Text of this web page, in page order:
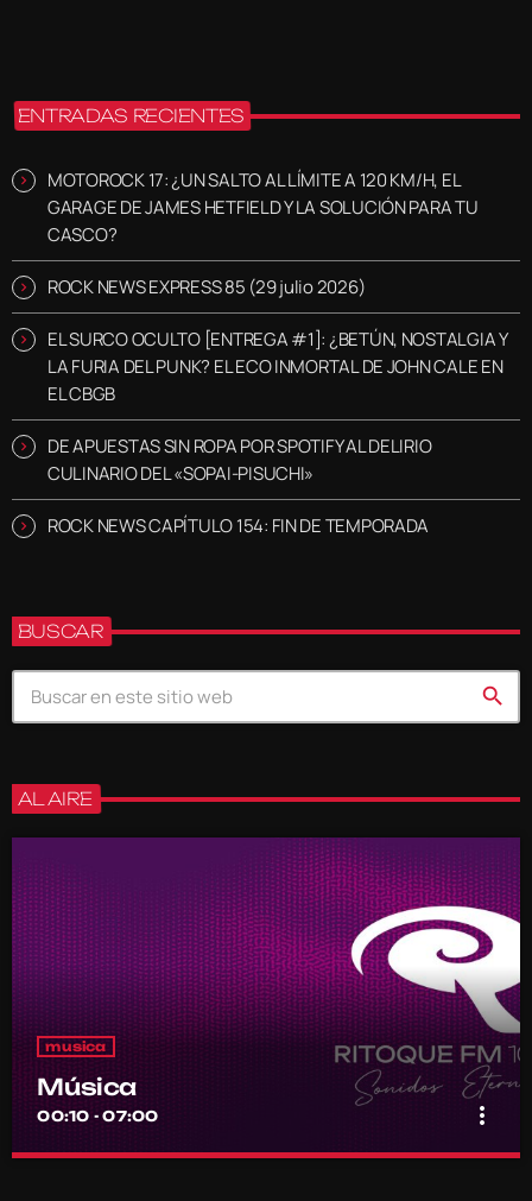
ENTRADAS RECIENTES
MOTOROCK 17: ¿UN SALTO AL LÍMITE A 120 KM/H, EL
GARAGE DE JAMES HETFIELD Y LA SOLUCIÓN PARA TU
CASCO?
ROCK NEWS EXPRESS 85 (29 julio 2026)
EL SURCO OCULTO [ENTREGA #1]: ¿BETÚN, NOSTALGIA Y
LA FURIA DEL PUNK? EL ECO INMORTAL DE JOHN CALE EN
EL CBGB
DE APUESTAS SIN ROPA POR SPOTIFY AL DELIRIO
CULINARIO DEL «SOPAI-PISUCHI»
ROCK NEWS CAPÍTULO 154: FIN DE TEMPORADA
BUSCAR
search
AL AIRE
musica
Música
00:10 - 07:00 more_vert